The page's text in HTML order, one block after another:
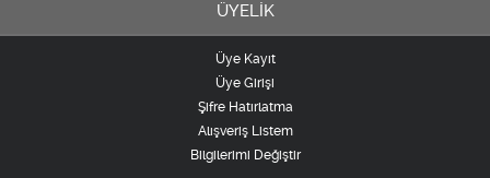
ÜYELİK
Üye Kayıt
Üye Girişi
Şifre Hatırlatma
Alışveriş Listem
Bilgilerimi Değiştir